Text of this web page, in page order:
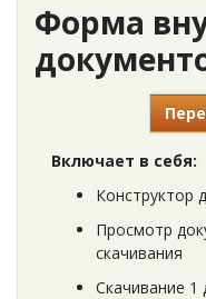
Форма
Включает в себя:
Конструктор
Просмотр
скачивания
Скачивание 1